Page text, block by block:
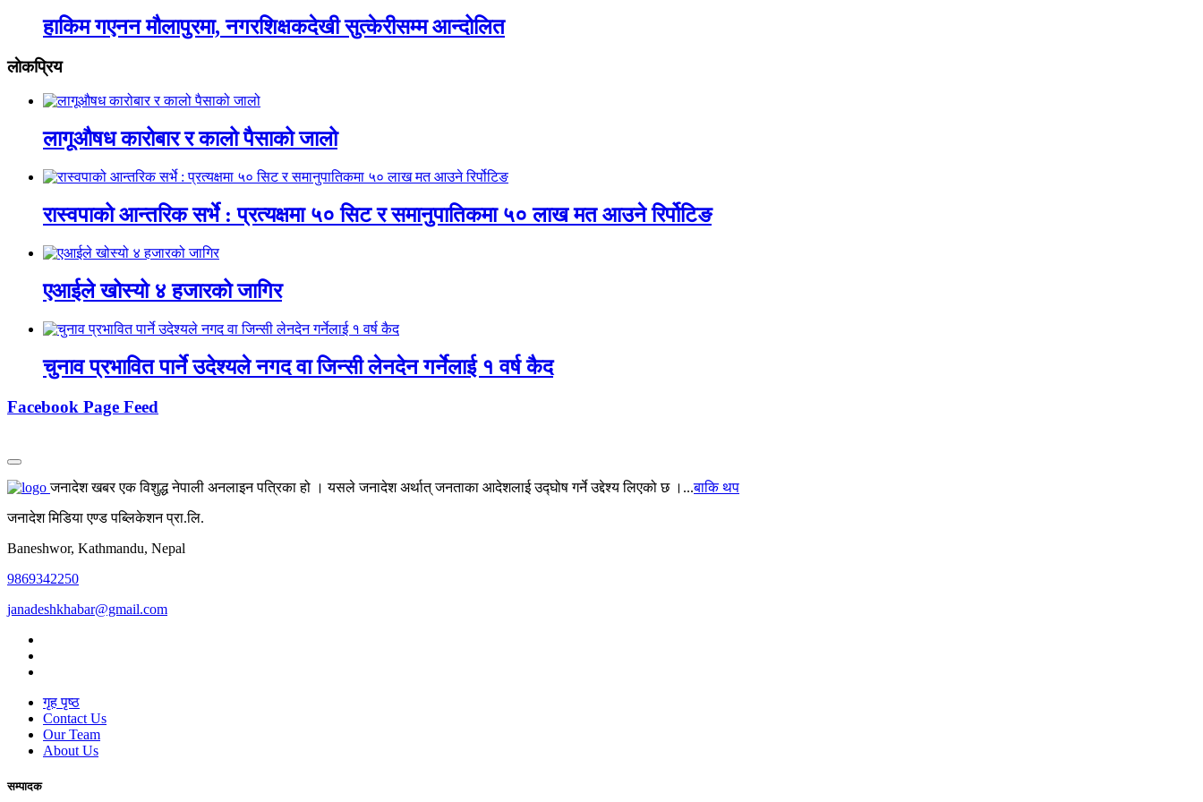
हाकिम गएनन मौलापुरमा, नगरशिक्षकदेखी सुत्केरीसम्म आन्दोलित
लाेकप्रिय
लागूऔषध कारोबार र कालो पैसाको जालो
रास्वपाको आन्तरिक सर्भे : प्रत्यक्षमा ५० सिट र समानुपातिकमा ५० लाख मत आउने रिर्पोटिङ
एआईले खोस्यो ४ हजारको जागिर
चुनाव प्रभावित पार्ने उदेश्यले नगद वा जिन्सी लेनदेन गर्नेलाई १ वर्ष कैद
Facebook Page Feed
जनादेश खबर एक विशुद्ध नेपाली अनलाइन पत्रिका हो । यसले जनादेश अर्थात् जनताका आदेशलाई उद्घोष गर्ने उद्देश्य लिएको छ ।...बाकि थप
जनादेश मिडिया एण्ड पब्लिकेशन प्रा.लि.
Baneshwor, Kathmandu, Nepal
9869342250
janadeshkhabar@gmail.com
गृह पृष्ठ
Contact Us
Our Team
About Us
सम्पादक